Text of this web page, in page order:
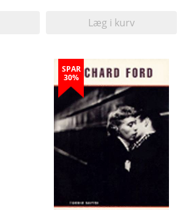
Læg i kurv
SPAR
30%